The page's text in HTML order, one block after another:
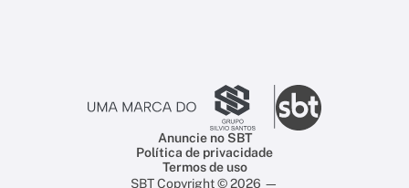
Anuncie no SBT
Política de privacidade
Termos de uso
SBT Copyright © 2026 —